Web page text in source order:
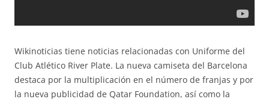
Wikinoticias tiene noticias relacionadas con Uniforme del
Club Atlético River Plate. La nueva camiseta del Barcelona
destaca por la multiplicación en el número de franjas y por
la nueva publicidad de Qatar Foundation, así como la